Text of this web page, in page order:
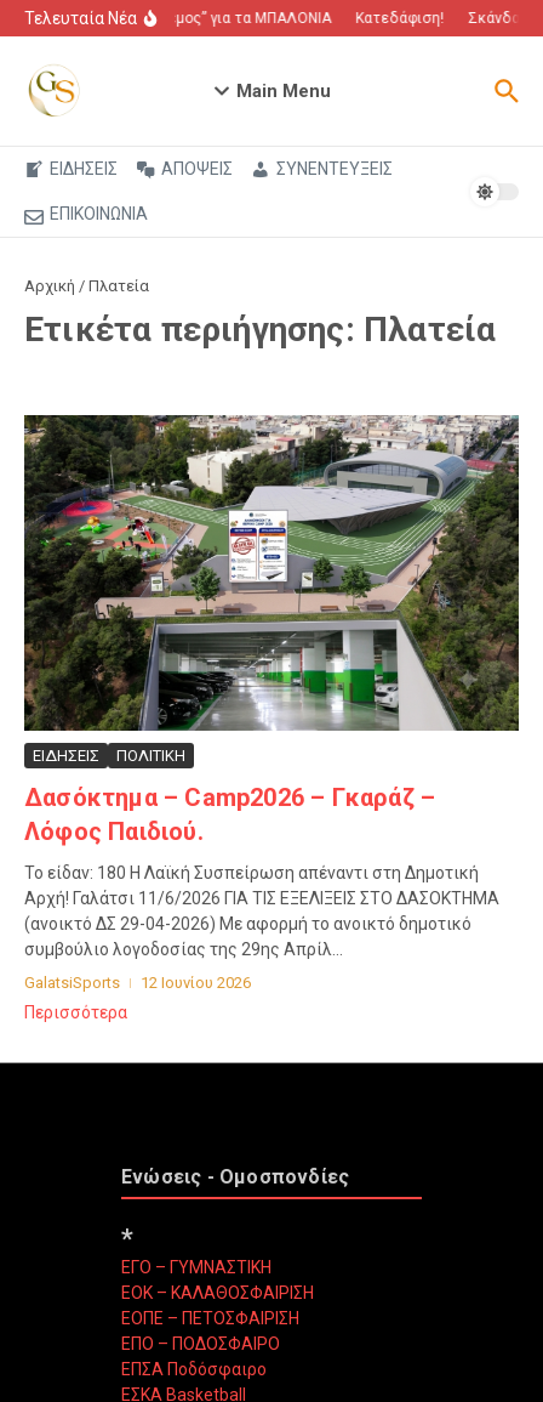
Μετάβαση στο περιεχόμενο
Τελευταία Νέα“Πόλεμος” για τα ΜΠΑΛΟΝΙΑ Κατεδάφιση! Σκάνδαλο
Main Menu
ΕΙΔΗΣΕΙΣ ΑΠΟΨΕΙΣ ΣΥΝΕΝΤΕΥΞΕΙΣ
ΕΠΙΚΟΙΝΩΝΙΑ
Αρχική / Πλατεία
Ετικέτα περιήγησης: Πλατεία
ΕΙΔΗΣΕΙΣ ΠΟΛΙΤΙΚΗ
Δασόκτημα – Camp2026 – Γκαράζ –
Λόφος Παιδιού.
Το είδαν: 180 Η Λαϊκή Συσπείρωση απέναντι στη Δημοτική
Αρχή! Γαλάτσι 11/6/2026 ΓΙΑ ΤΙΣ ΕΞΕΛΙΞΕΙΣ ΣΤΟ ΔΑΣΟΚΤΗΜΑ
(ανοικτό ΔΣ 29-04-2026) Με αφορμή το ανοικτό δημοτικό
συμβούλιο λογοδοσίας της 29ης Απρίλ...
GalatsiSports 12 Ιουνίου 2026
Περισσότερα
Ενώσεις - Ομοσπονδίες
*
ΕΓΟ – ΓΥΜΝΑΣΤΙΚΗ
ΕΟΚ – ΚΑΛΑΘΟΣΦΑΙΡΙΣΗ
ΕΟΠΕ – ΠΕΤΟΣΦΑΙΡΙΣΗ
ΕΠΟ – ΠΟΔΟΣΦΑΙΡΟ
ΕΠΣΑ Ποδόσφαιρο
ΕΣΚΑ Basketball